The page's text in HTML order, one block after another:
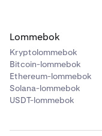
Lommebok
Kryptolommebok
Bitcoin-lommebok
Ethereum-lommebok
Solana-lommebok
USDT-lommebok